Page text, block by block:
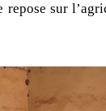
sur